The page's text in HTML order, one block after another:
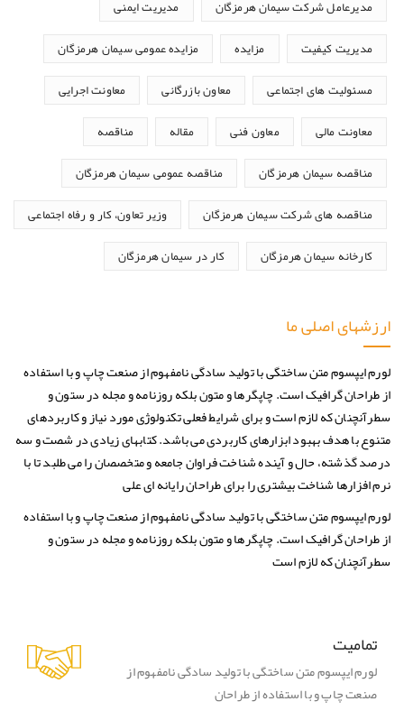
مدیرعامل شرکت سیمان هرمزگان مدیریت ایمنی
مدیریت کیفیت مزایده مزایده عمومی سیمان هرمزگان
مسئولیت های اجتماعی معاون بازرگانی معاونت اجرایی
معاونت مالی معاون فنی مقاله مناقصه
مناقصه سیمان هرمزگان مناقصه عمومی سیمان هرمزگان
مناقصه های شرکت سیمان هرمزگان وزیر تعاون، کار و رفاه اجتماعی
کارخانه سیمان هرمزگان کار در سیمان هرمزگان
ارزشهای اصلی ما
لورم ایپسوم متن ساختگی با تولید سادگی نامفهوم از صنعت چاپ و با استفاده
از طراحان گرافیک است. چاپگرها و متون بلکه روزنامه و مجله در ستون و
سطرآنچنان که لازم است و برای شرایط فعلی تکنولوژی مورد نیاز و کاربردهای
متنوع با هدف بهبود ابزارهای کاربردی می باشد. کتابهای زیادی در شصت و سه
درصد گذشته، حال و آینده شناخت فراوان جامعه و متخصصان را می طلبد تا با
نرم افزارها شناخت بیشتری را برای طراحان رایانه ای علی
لورم ایپسوم متن ساختگی با تولید سادگی نامفهوم از صنعت چاپ و با استفاده
از طراحان گرافیک است. چاپگرها و متون بلکه روزنامه و مجله در ستون و
سطرآنچنان که لازم است
تمامیت
لورم ایپسوم متن ساختگی با تولید سادگی نامفهوم از
صنعت چاپ و با استفاده از طراحان